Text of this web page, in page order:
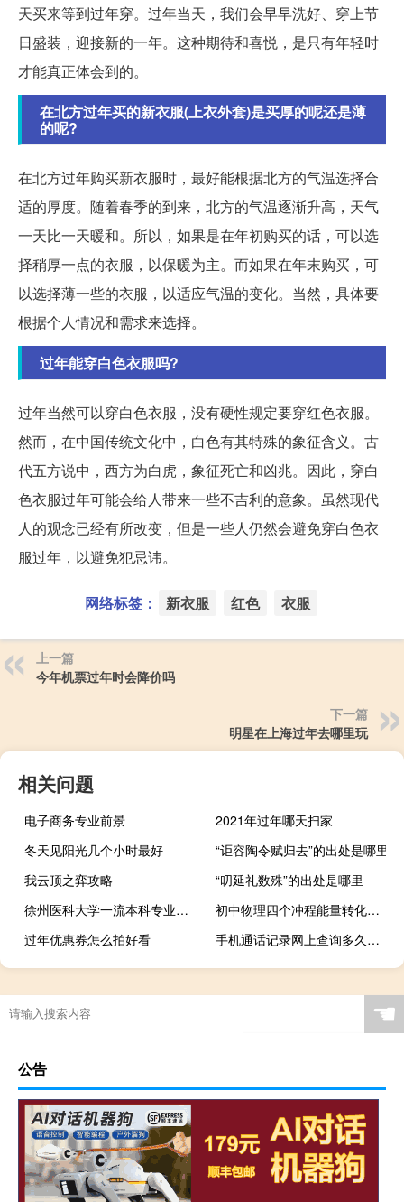
天买来等到过年穿。过年当天，我们会早早洗好、穿上节
日盛装，迎接新的一年。这种期待和喜悦，是只有年轻时
才能真正体会到的。
在北方过年买的新衣服(上衣外套)是买厚的呢还是薄
的呢?
在北方过年购买新衣服时，最好能根据北方的气温选择合
适的厚度。随着春季的到来，北方的气温逐渐升高，天气
一天比一天暖和。所以，如果是在年初购买的话，可以选
择稍厚一点的衣服，以保暖为主。而如果在年末购买，可
以选择薄一些的衣服，以适应气温的变化。当然，具体要
根据个人情况和需求来选择。
过年能穿白色衣服吗?
过年当然可以穿白色衣服，没有硬性规定要穿红色衣服。
然而，在中国传统文化中，白色有其特殊的象征含义。古
代五方说中，西方为白虎，象征死亡和凶兆。因此，穿白
色衣服过年可能会给人带来一些不吉利的意象。虽然现代
人的观念已经有所改变，但是一些人仍然会避免穿白色衣
服过年，以避免犯忌讳。
网络标签： 新衣服 红色 衣服
上一篇
今年机票过年时会降价吗
下一篇
明星在上海过年去哪里玩
相关问题
电子商务专业前景
2021年过年哪天扫家
冬天见阳光几个小时最好
“讵容陶令赋归去”的出处是哪里
我云顶之弈攻略
“叨延礼数殊”的出处是哪里
徐州医科大学一流本科专业建设名单
初中物理四个冲程能量转化（热机的四个冲程）
过年优惠券怎么拍好看
手机通话记录网上查询多久的（手机通话记录网上查询）
☚
公告